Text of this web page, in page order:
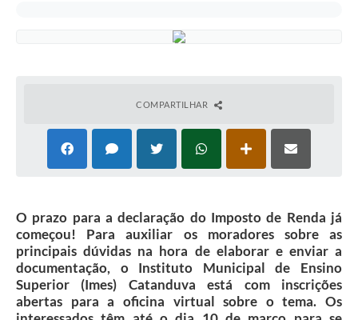
Projetos
Links
Telefones Úteis
A Prefeitura
COMPARTILHAR
O prazo para a declaração do Imposto de Renda já
começou! Para auxiliar os moradores sobre as
principais dúvidas na hora de elaborar e enviar a
documentação, o Instituto Municipal de Ensino
Superior (Imes) Catanduva está com inscrições
abertas para a oficina virtual sobre o tema. Os